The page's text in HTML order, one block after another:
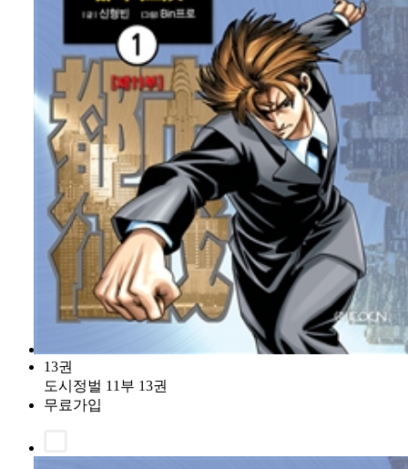
13권
도시정벌 11부 13권
무료가입